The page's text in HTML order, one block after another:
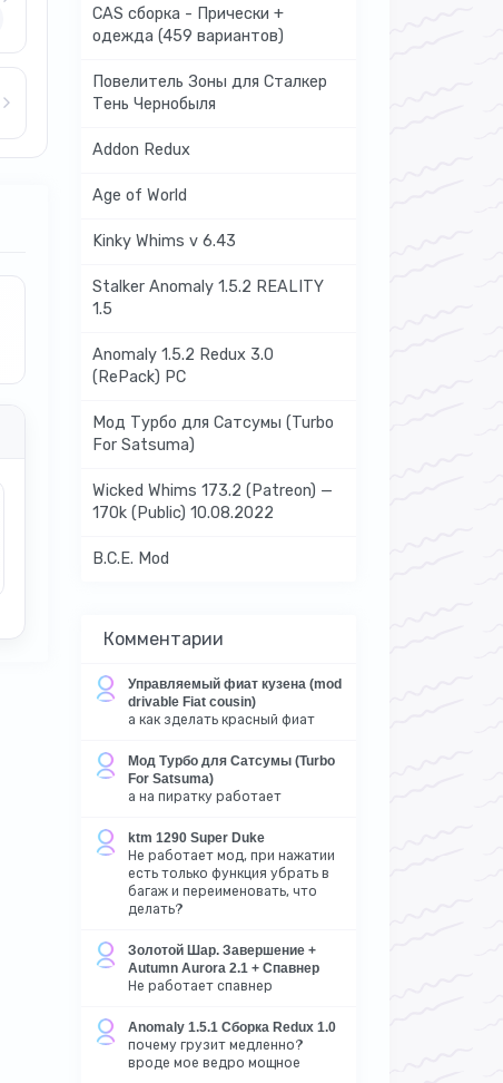
CAS сборка - Прически +
одежда (459 вариантов)
Повелитель Зоны для Сталкер
Тень Чернобыля
Addon Redux
Age of World
Kinky Whims v 6.43
Stalker Anomaly 1.5.2 REALITY
1.5
Anomaly 1.5.2 Redux 3.0
(RePack) PC
Мод Турбо для Сатсумы (Turbo
For Satsuma)
Wicked Whims 173.2 (Patreon) —
170k (Public) 10.08.2022
B.C.E. Mod
Комментарии
Управляемый фиат кузена (mod
drivable Fiat cousin)
а как зделать красный фиат
Мод Турбо для Сатсумы (Turbo
For Satsuma)
а на пиратку работает
ktm 1290 Super Duke
Не работает мод, при нажатии
есть только функция убрать в
багаж и переименовать, что
делать?
Золотой Шар. Завершение +
Autumn Aurora 2.1 + Спавнер
Не работает спавнер
Anomaly 1.5.1 Сборка Redux 1.0
почему грузит медленно?
вроде мое ведро мощное